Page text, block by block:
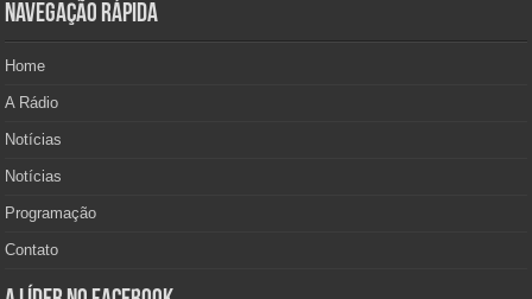
Navegação Rápida
Home
A Rádio
Notícias
Notícias
Programação
Contato